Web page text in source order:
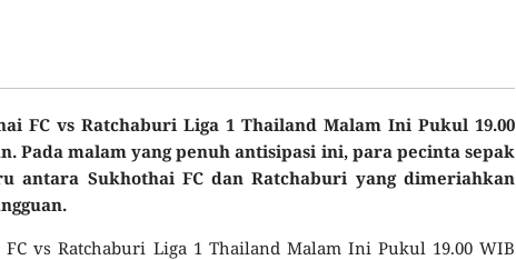
FC vs Ratchaburi Liga 1 Thailand Malam Ini Pukul 19.00
Pada malam yang penuh antisipasi ini, para pecinta sepak
antara Sukhothai FC dan Ratchaburi yang dimeriahkan
vs Ratchaburi Liga 1 Thailand Malam Ini Pukul 19.00 WIB